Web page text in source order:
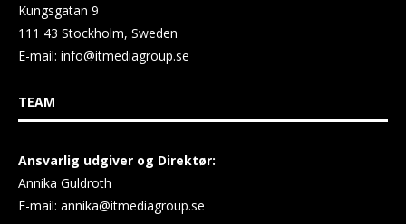
Kungsgatan 9
111 43 Stockholm, Sweden
E-mail: info@itmediagroup.se
TEAM
Ansvarlig udgiver og Direktør:
Annika Guldroth
E-mail: annika@itmediagroup.se